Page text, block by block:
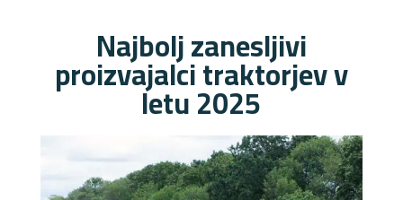
Najbolj zanesljivi
proizvajalci traktorjev v
letu 2025